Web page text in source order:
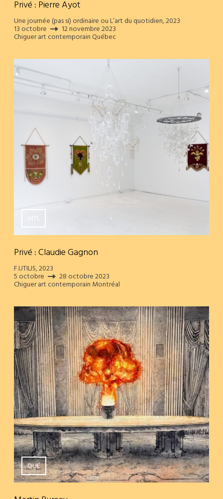
Privé : Pierre Ayot
Une journée (pas si) ordinaire ou L’art du quotidien, 2023
13 octobre 12 novembre 2023
Chiguer art contemporain Québec
MTL
Privé : Claudie Gagnon
F.UTILIS, 2023
5 octobre 28 octobre 2023
Chiguer art contemporain Montréal
QUÉ